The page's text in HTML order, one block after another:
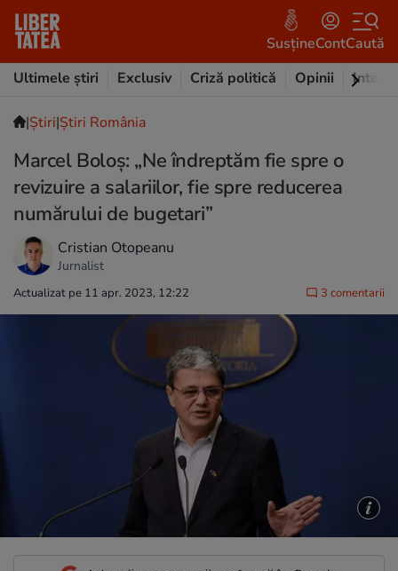
SusțineContCaută
Ultimele știri
Exclusiv Criză politică Opinii
|Ştiri|Știri România
Marcel Boloș: „Ne îndreptăm fie spre o
revizuire a salariilor, fie spre reducerea
numărului de bugetari”
Cristian Otopeanu
Jurnalist
Actualizat pe 11 apr. 2023, 12:22 3 comentarii